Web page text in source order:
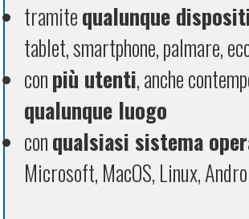
tramitequalunque
tablet, smartphone, palmare,
conpiù utenti, anche
qualunque luogo
conqualsiasi sistema
Microsoft, MacOS, Linux,